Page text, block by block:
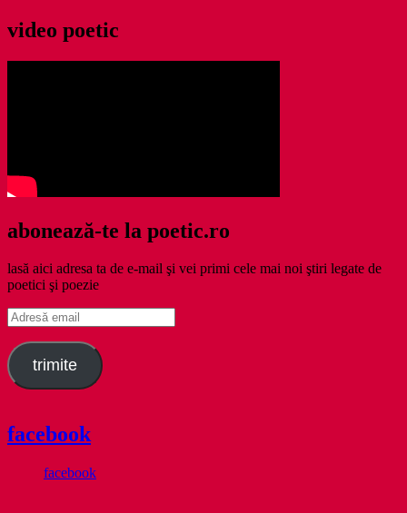
video poetic
abonează-te la poetic.ro
lasă aici adresa ta de e-mail şi vei primi cele mai noi ştiri legate de
poetici şi poezie
Adresă
email
trimite
facebook
facebook